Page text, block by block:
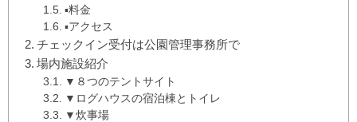
▪️料金
▪️アクセス
チェックイン受付は公園管理事務所で
場内施設紹介
▼８つのテントサイト
▼ログハウスの宿泊棟とトイレ
▼炊事場